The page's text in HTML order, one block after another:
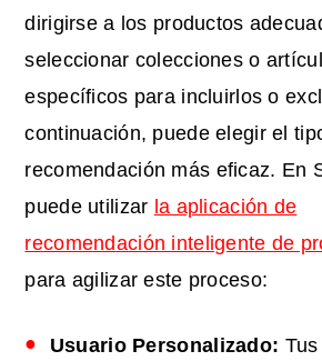
dirigirse a los productos
seleccionar colecciones o
específicos para incluirlos o
continuación, puede elegir el
recomendación más eficaz. En
puede utilizar la aplicación de
recomendación inteligente de
para agilizar este proceso:
Usuario Personalizado: